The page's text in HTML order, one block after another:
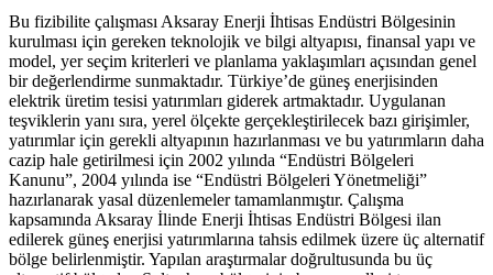
Bu fizibilite çalışması Aksaray Enerji İhtisas Endüstri Bölgesinin
kurulması için gereken teknolojik ve bilgi altyapısı, finansal yapı ve
model, yer seçim kriterleri ve planlama yaklaşımları açısından genel
bir değerlendirme sunmaktadır. Türkiye’de güneş enerjisinden
elektrik üretim tesisi yatırımları giderek artmaktadır. Uygulanan
teşviklerin yanı sıra, yerel ölçekte gerçekleştirilecek bazı girişimler,
yatırımlar için gerekli altyapının hazırlanması ve bu yatırımların daha
cazip hale getirilmesi için 2002 yılında “Endüstri Bölgeleri
Kanunu”, 2004 yılında ise “Endüstri Bölgeleri Yönetmeliği”
hazırlanarak yasal düzenlemeler tamamlanmıştır. Çalışma
kapsamında Aksaray İlinde Enerji İhtisas Endüstri Bölgesi ilan
edilerek güneş enerjisi yatırımlarına tahsis edilmek üzere üç alternatif
bölge belirlenmiştir. Yapılan araştırmalar doğrultusunda bu üç